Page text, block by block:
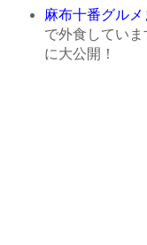
麻布十番グルメ
で外食してい
に大公開！